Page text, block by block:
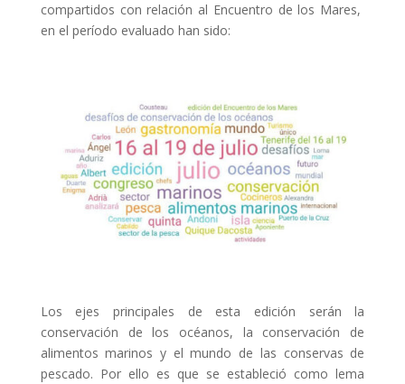
compartidos con relación al Encuentro de los Mares,
en el período evaluado han sido:
Los ejes principales de esta edición serán la
conservación de los océanos, la conservación de
alimentos marinos y el mundo de las conservas de
pescado. Por ello es que se estableció como lema